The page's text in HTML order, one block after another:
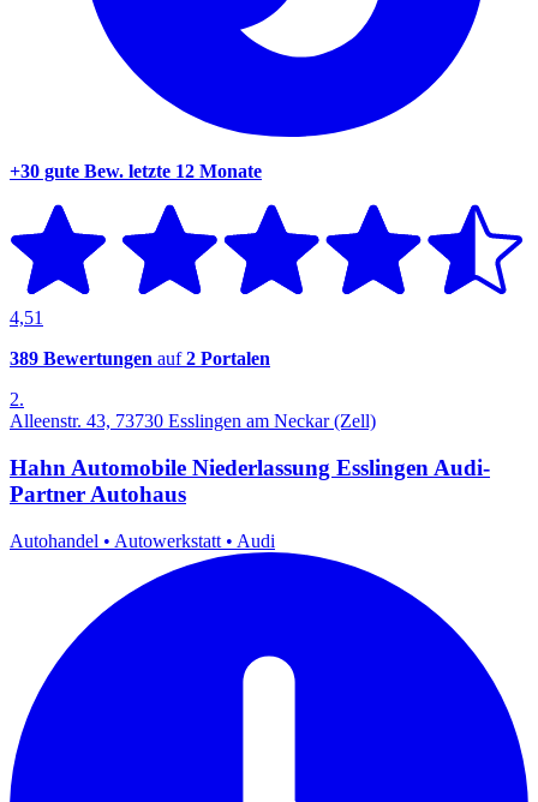
+30 gute Bew. letzte 12 Monate
4,51
389 Bewertungen auf2 Portalen
2.
Alleenstr. 43, 73730 Esslingen am Neckar (Zell)
Hahn Automobile Niederlassung Esslingen Audi-
Partner Autohaus
Autohandel • Autowerkstatt • Audi